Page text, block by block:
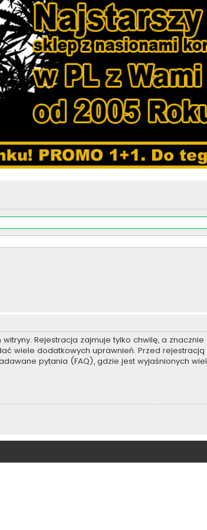
Rejestracja zajmuje tylko chwilę, a
wiele dodatkowych uprawnień. Przed
pytania (FAQ), gdzie jest wyjaśnionych